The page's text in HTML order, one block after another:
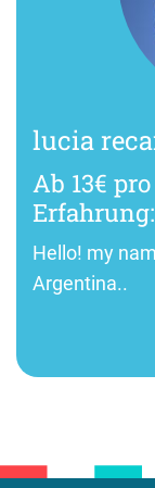
lucia
Ab 13€
Hello! my
Argentina..